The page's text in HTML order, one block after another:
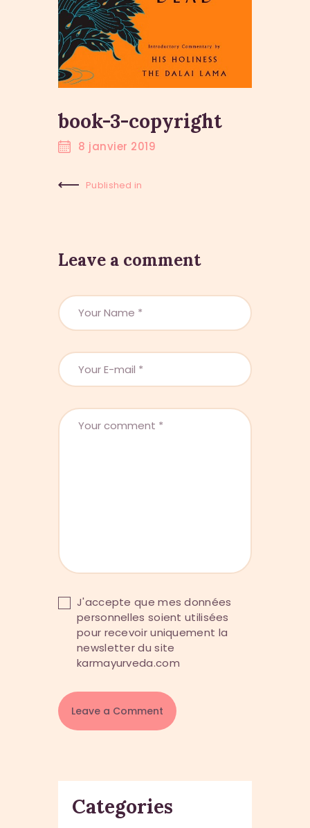
book-3-copyright
8 janvier 2019
Published in
Leave a comment
J'accepte que mes données
personnelles soient utilisées
pour recevoir uniquement la
newsletter du site
karmayurveda.com
Categories